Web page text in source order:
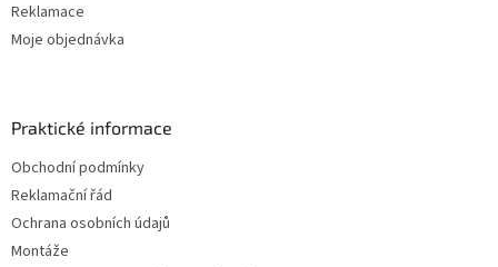
Reklamace
Moje objednávka
Praktické informace
Obchodní podmínky
Reklamační řád
Ochrana osobních údajů
Montáže